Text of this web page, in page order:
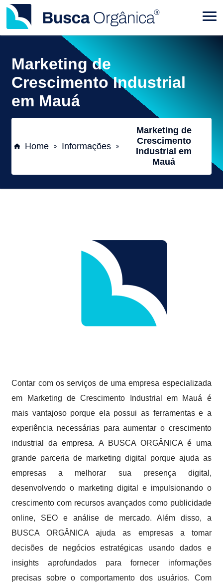
Marketing de
Crescimento Industrial
em Mauá
Home » Informações »
Marketing de
Crescimento
Industrial em
Mauá
Contar com os serviços de uma empresa especializada
em Marketing de Crescimento Industrial em Mauá é
mais vantajoso porque ela possui as ferramentas e a
experiência necessárias para aumentar o crescimento
industrial da empresa. A BUSCA ORGÂNICA é uma
grande parceria de marketing digital porque ajuda as
empresas a melhorar sua presença digital,
desenvolvendo o marketing digital e impulsionando o
crescimento com recursos avançados como publicidade
online, SEO e análise de mercado. Além disso, a
BUSCA ORGÂNICA ajuda as empresas a tomar
decisões de negócios estratégicas usando dados e
insights aprofundados para fornecer informações
precisas sobre o comportamento dos usuários. Com